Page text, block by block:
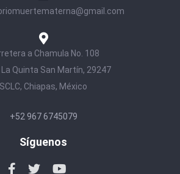
a Chamula No. 108
La Quinta San Martín, 29247
SCLC, Chiapas, México
+52 967 6745079
Síguenos